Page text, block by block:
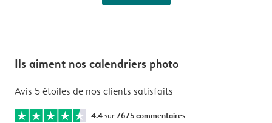
Ils aiment nos calendriers photo
Avis 5 étoiles de nos clients satisfaits
4.4sur7675 commentaires